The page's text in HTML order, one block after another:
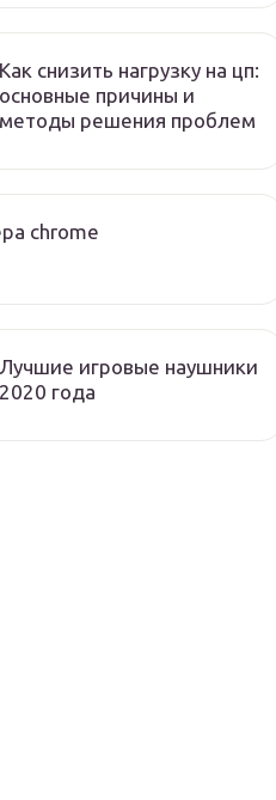
Как снизить нагрузку на цп:
основные причины и
методы решения проблем
chrome
Лучшие игровые наушники
2020 года